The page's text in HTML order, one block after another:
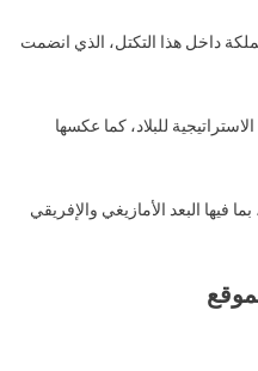
داخل هذا التكتل، الذي انضمت
للبلاد، كما عكسها
فيها البعد الأمازيغي والإفريقي